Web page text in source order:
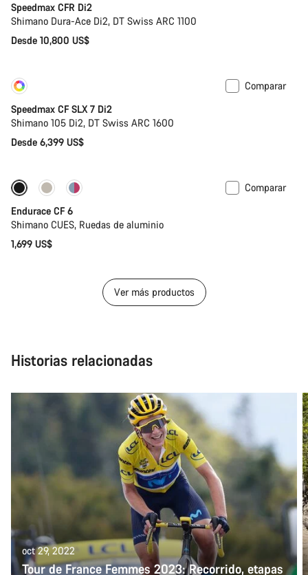
Speedmax CFR Di2
Shimano Dura-Ace Di2, DT Swiss ARC 1100
Desde 10,800 US$
Comparar
Speedmax CF SLX 7 Di2
Shimano 105 Di2, DT Swiss ARC 1600
Desde 6,399 US$
Nuevo
Comparar
Endurace CF 6
Shimano CUES, Ruedas de aluminio
1,699 US$
Ver más productos
Historias relacionadas
oct 29, 2022
Tour de France Femmes 2023: Recorrido, etapas